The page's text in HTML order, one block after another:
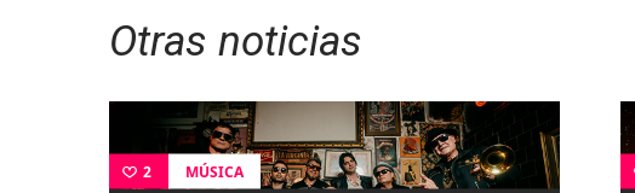
Otras noticias
2 MÚSICA